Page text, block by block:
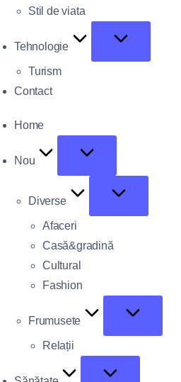
Stil de viata
Tehnologie
Turism
Contact
Home
Nou
Diverse
Afaceri
Casă&gradină
Cultural
Fashion
Frumusete
Relații